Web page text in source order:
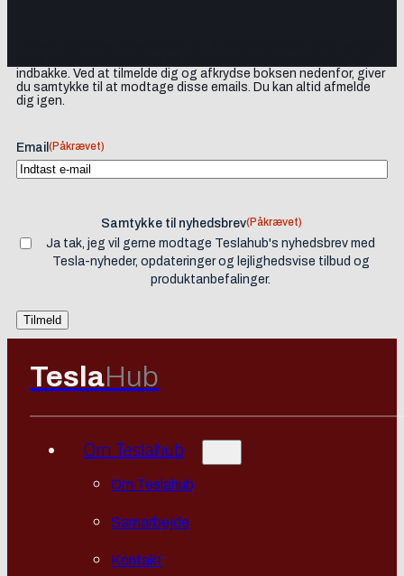
indbakke. Ved at tilmelde dig og afkrydse boksen nedenfor, giver
du samtykke til at modtage disse emails. Du kan altid afmelde
dig igen.
Email (Påkrævet)
Samtykke til nyhedsbrev(Påkrævet)
Ja tak, jeg vil gerne modtage Teslahub's nyhedsbrev med
Tesla-nyheder, opdateringer og lejlighedsvise tilbud og
produktanbefalinger.
TeslaHub
Om Teslahub
Om Teslahub
Samarbejde
Kontakt